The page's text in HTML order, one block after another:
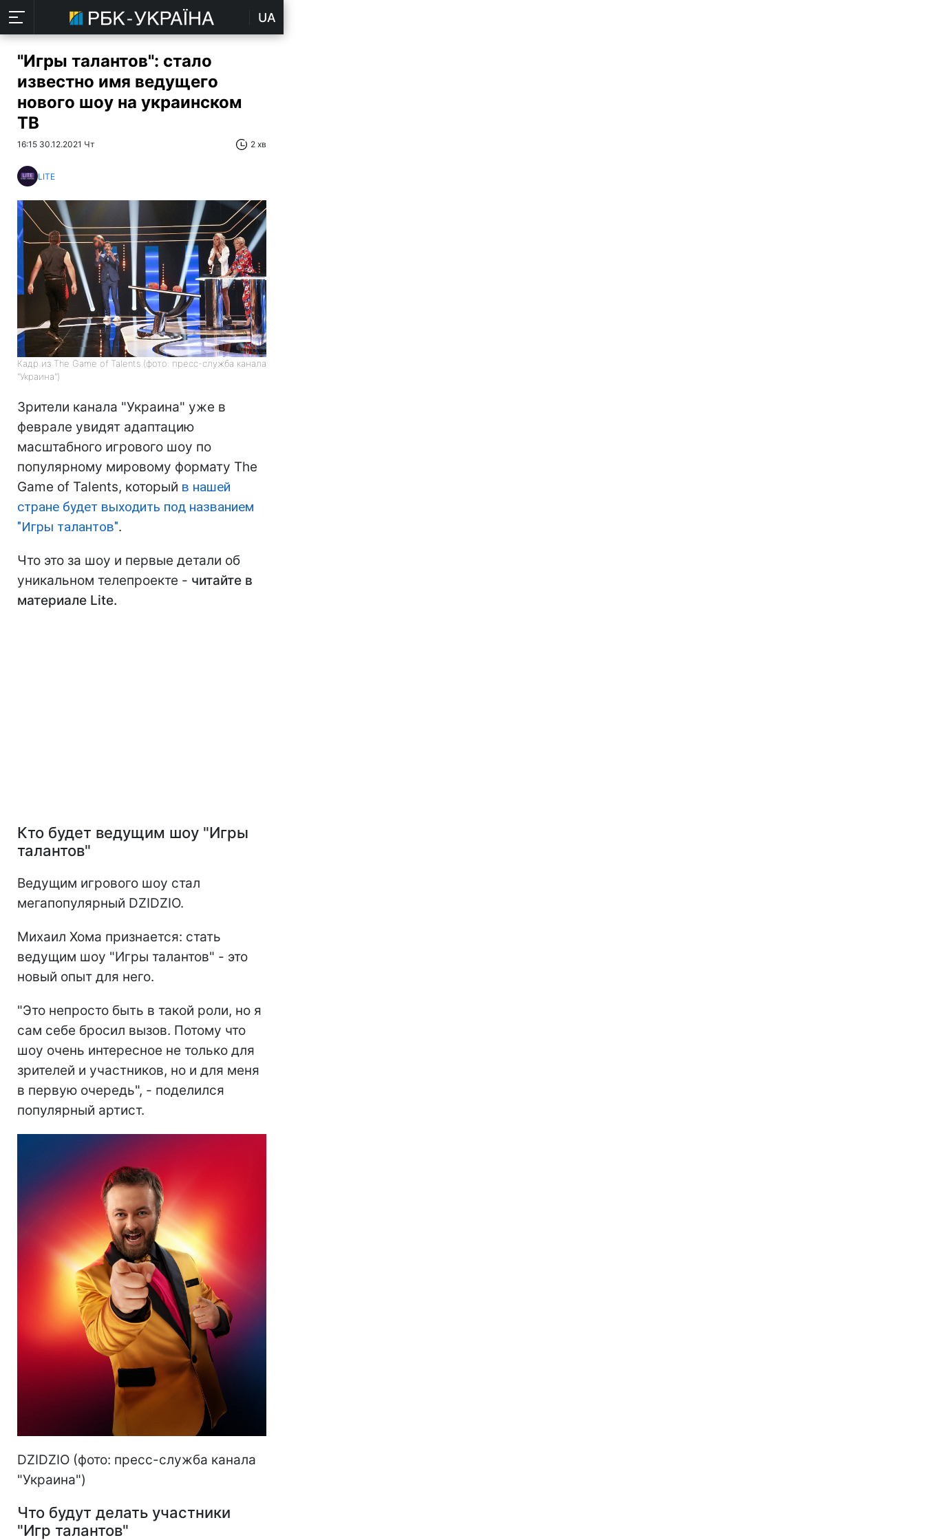
UA
"Игры талантов": стало
известно имя ведущего
нового шоу на украинском
ТВ
16:15 30.12.2021 Чт 2 хв
LITE
Кадр из The Game of Talents (фото: пресс-служба канала
"Украина")
Зрители канала "Украина" уже в
феврале увидят адаптацию
масштабного игрового шоу по
популярному мировому формату The
Game of Talents, который в нашей
стране будет выходить под названием
"Игры талантов".
Что это за шоу и первые детали об
уникальном телепроекте - читайте в
материале Lite.
Кто будет ведущим шоу "Игры
талантов"
Ведущим игрового шоу стал
мегапопулярный DZIDZIO.
Михаил Хома признается: стать
ведущим шоу "Игры талантов" - это
новый опыт для него.
"Это непросто быть в такой роли, но я
сам себе бросил вызов. Потому что
шоу очень интересное не только для
зрителей и участников, но и для меня
в первую очередь", - поделился
популярный артист.
DZIDZIO (фото: пресс-служба канала
"Украина")
Что будут делать участники
"Игр талантов"